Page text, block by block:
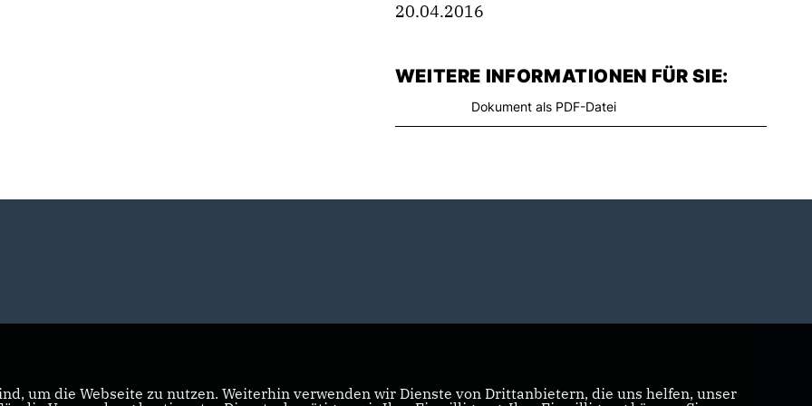
20.04.2016
WEITERE INFORMATIONEN FÜR SIE:
Dokument als PDF-Datei
um die Webseite zu nutzen. Weiterhin verwenden wir Dienste von Drittanbietern, die uns helfen, unser